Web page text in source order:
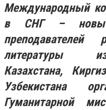
Международный
в СНГ – новые
литературы
Казахстана,
Узбекистана
Гуманитарной